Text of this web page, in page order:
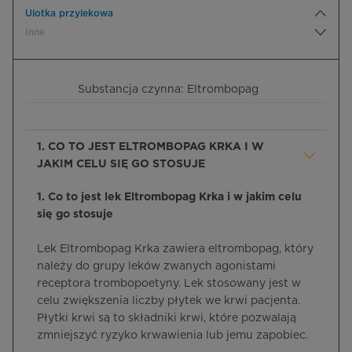
Ulotka przylekowa
Inne
Substancja czynna: Eltrombopag
1. CO TO JEST ELTROMBOPAG KRKA I W
JAKIM CELU SIĘ GO STOSUJE
1. Co to jest lek Eltrombopag Krka i w jakim celu
się go stosuje
Lek Eltrombopag Krka zawiera eltrombopag, który
należy do grupy leków zwanych agonistami
receptora trombopoetyny. Lek stosowany jest w
celu zwiększenia liczby płytek we krwi pacjenta.
Płytki krwi są to składniki krwi, które pozwalają
zmniejszyć ryzyko krwawienia lub jemu zapobiec.